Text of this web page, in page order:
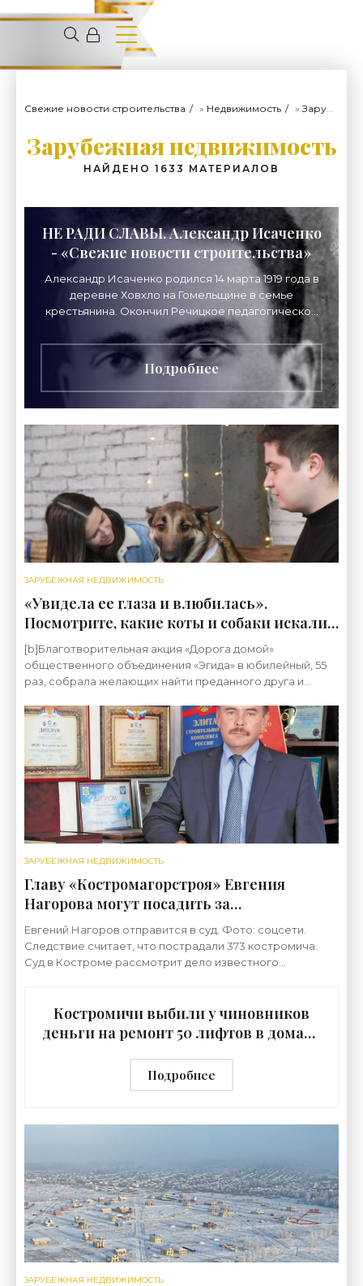
Свежие новости строительства » Недвижимость »Зарубежная недвижимость
Зарубежная недвижимость
НАЙДЕНО 1633 МАТЕРИАЛОВ
НЕ РАДИ СЛАВЫ. Александр Исаченко
- «Свежие новости строительства»
Александр Исаченко родился 14 марта 1919 года в
деревне Ховхло на Гомельщине в семье
крестьянина. Окончил Речицкое педагогическое
училище. В самом начале Великой
Отечественной —
Подробнее
ЗАРУБЕЖНАЯ НЕДВИЖИМОСТЬ
«Увидела ее глаза и влюбилась».
Посмотрите, какие коты и собаки искали
дом на благотворительной акции в
Минске - «Свежие новости
строительства»
[b]Благотворительная акция «Дорога домой»
общественного объединения «Эгида» в юбилейный, 55
раз, собрала желающих найти преданного друга и
мероприятии новых
ЗАРУБЕЖНАЯ НЕДВИЖИМОСТЬ
Главу «Костромагорстроя» Евгения
Нагорова могут посадить за
мошенничество на 10 лет -
«Недвижимость»
Евгений Нагоров отправится в суд. Фото: соцсети.
Следствие считает, что пострадали 373 костромича.
Суд в Костроме рассмотрит дело известного
Костромичи выбили у чиновников
деньги на ремонт 50 лифтов в домах -
Подробнее
ЗАРУБЕЖНАЯ НЕДВИЖИМОСТЬ